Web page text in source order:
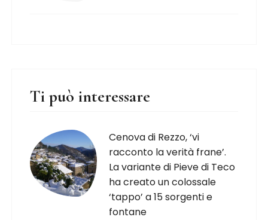
Ti può interessare
Cenova di Rezzo, ‘vi
racconto la verità frane’.
La variante di Pieve di Teco
ha creato un colossale
‘tappo’ a 15 sorgenti e
fontane